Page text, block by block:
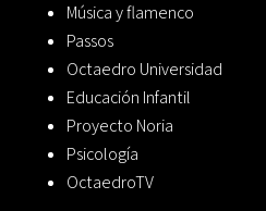
Música y flamenco
Passos
Octaedro Universidad
Educación Infantil
Proyecto Noria
Psicología
OctaedroTV